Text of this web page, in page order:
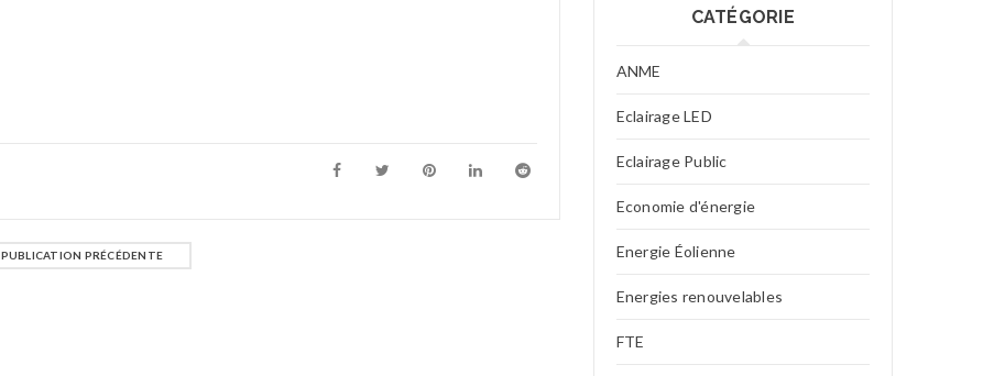
PUBLICATION PRÉCÉDENTE
CATÉGORIE
ANME
Eclairage LED
Eclairage Public
Economie d'énergie
Energie Éolienne
Energies renouvelables
FTE